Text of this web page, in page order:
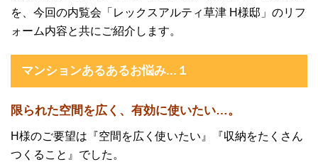
を、今回の内覧会「レックスアルティ草津 H様邸」のリフ
ォーム内容と共にご紹介します。
マンションあるあるお悩み...１
限られた空間を広く、有効に使いたい…。
H様のご要望は『空間を広く使いたい』『収納をたくさん
つくること』でした。